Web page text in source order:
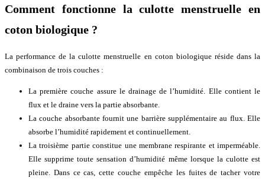
Comment fonctionne la culotte menstruelle en
coton biologique ?
La performance de la culotte menstruelle en coton biologique réside dans la
combinaison de trois couches :
La première couche assure le drainage de l’humidité. Elle contient le
flux et le draine vers la partie absorbante.
La couche absorbante fournit une barrière supplémentaire au flux. Elle
absorbe l’humidité rapidement et continuellement.
La troisième partie constitue une membrane respirante et imperméable.
Elle supprime toute sensation d’humidité même lorsque la culotte est
pleine. Dans ce cas, cette couche empêche les fuites de tacher votre